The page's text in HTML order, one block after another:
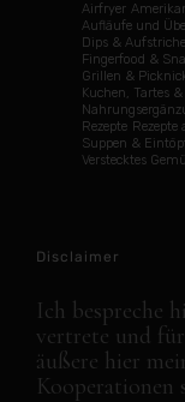
Airfryer
Aufläufe und
Dips & Aufstriche
Fingerfood &
Grillen &
Kuchen, Tartes
Rezepte Rezepte
Suppen &
Verstecktes
Disclaimer
Ich bespreche
vertrete und
äußere hier
Kooperationen